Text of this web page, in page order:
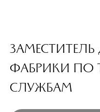
ФАБРИКИ ПО
СЛУЖБАМ